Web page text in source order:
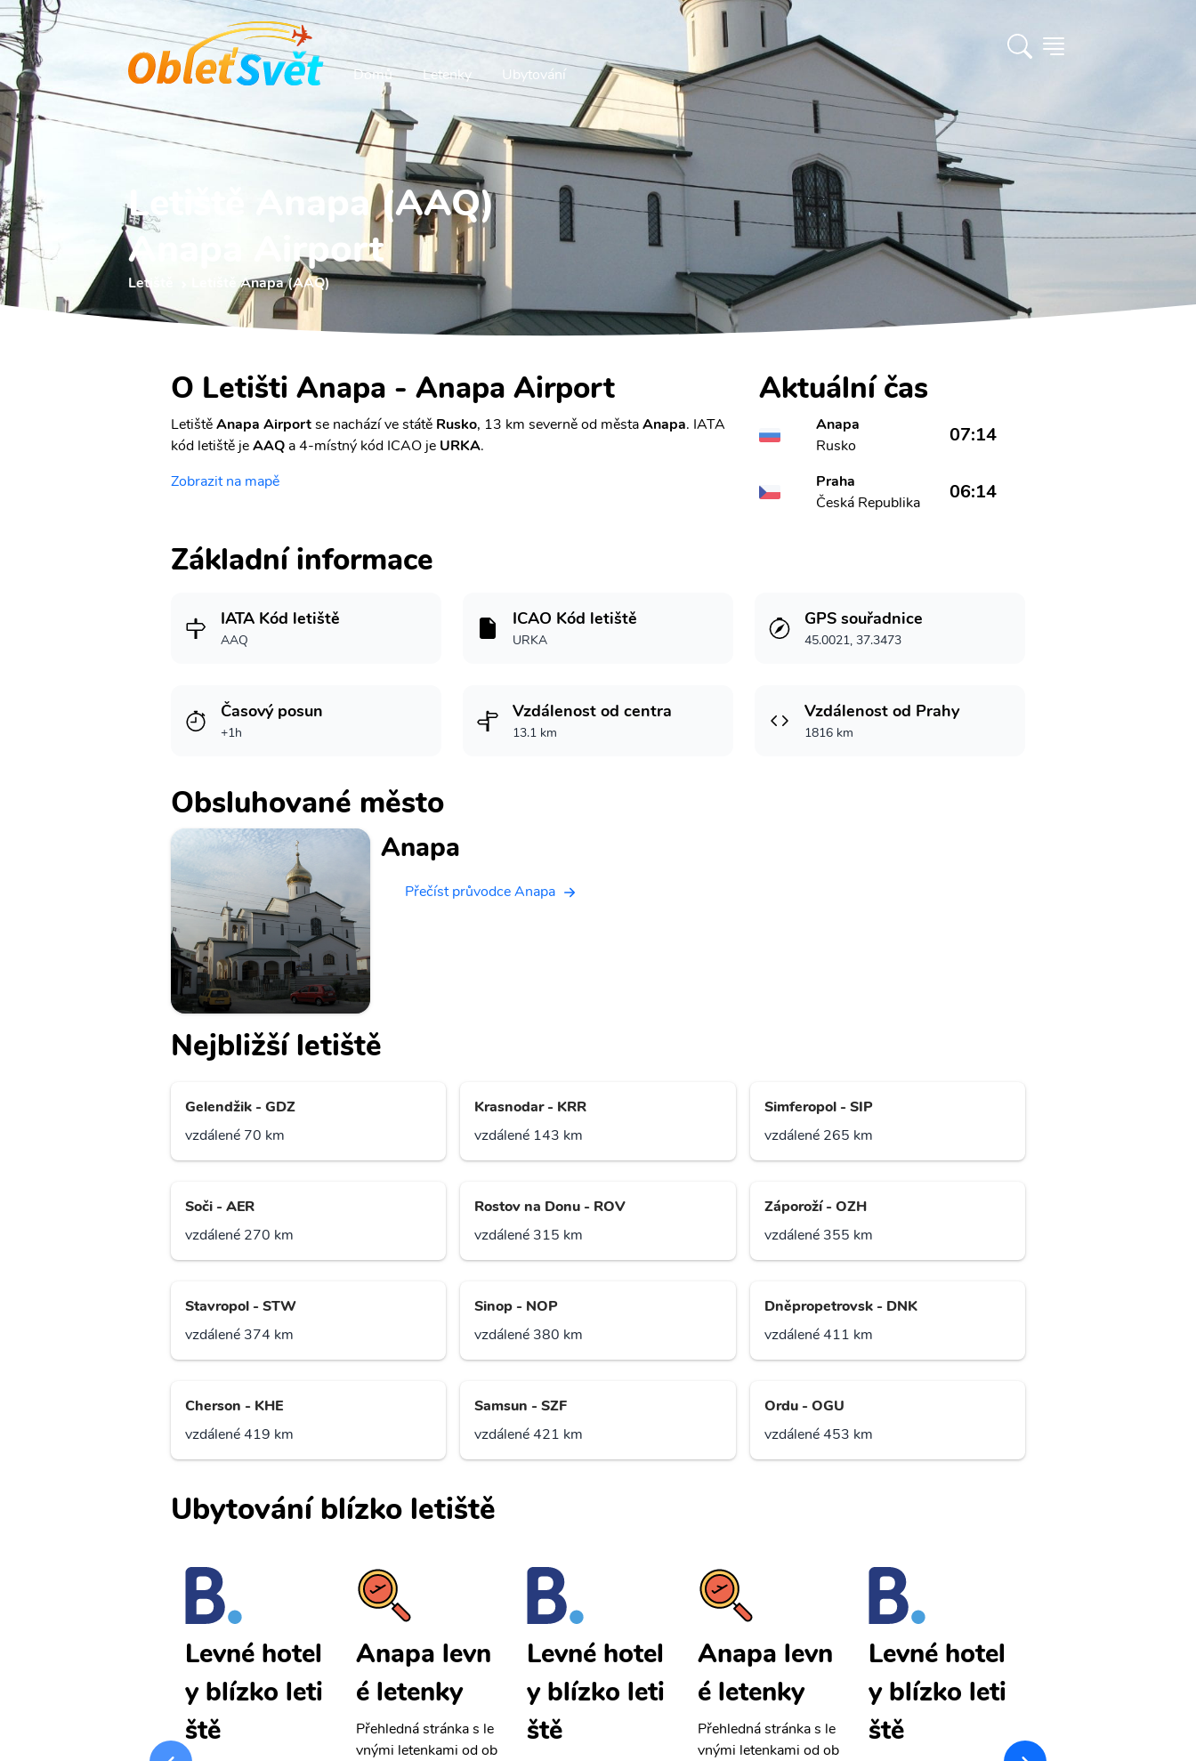
Domů Letenky Ubytování
Letiště Anapa (AAQ)
Anapa Airport
Letiště Letiště Anapa (AAQ)
O Letišti Anapa - Anapa Airport
LetištěAnapa Airportse nachází ve státě Rusko, 13 km severně od městaAnapa. IATA
kód letiště jeAAQ a 4-místný kód ICAO je URKA.
Zobrazit na mapě
Aktuální čas
Anapa
Rusko
07:14
Praha
Česká Republika
06:14
Základní informace
IATA Kód letiště
AAQ
ICAO Kód letiště
URKA
GPS souřadnice
45.0021, 37.3473
Časový posun
+1h
Vzdálenost od centra
13.1 km
Vzdálenost od Prahy
1816 km
Obsluhované město
Anapa
Přečíst průvodce Anapa
Nejbližší letiště
Gelendžik - GDZ
vzdálené 70 km
Krasnodar - KRR
vzdálené 143 km
Simferopol - SIP
vzdálené 265 km
Soči - AER
vzdálené 270 km
Rostov na Donu - ROV
vzdálené 315 km
Záporoží - OZH
vzdálené 355 km
Stavropol - STW
vzdálené 374 km
Sinop - NOP
vzdálené 380 km
Dněpropetrovsk - DNK
vzdálené 411 km
Cherson - KHE
vzdálené 419 km
Samsun - SZF
vzdálené 421 km
Ordu - OGU
vzdálené 453 km
Ubytování blízko letiště
vnými letenkami od ob
Levné hotel
y blízko leti
ště
Anapa levn
é letenky
Přehledná stránka s le
vnými letenkami od ob
Levné hotel
y blízko leti
ště
Anapa levn
é letenky
Přehledná stránka s le
vnými letenkami od ob
Levné hotel
y blízko leti
ště
vnými letenkami od ob